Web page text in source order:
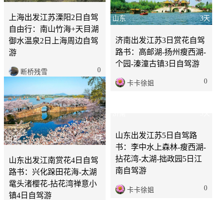
上海出发江苏溧阳2日自驾
自由行：南山竹海+天目湖
御水温泉2日上海周边自驾
游
断桥残雪 0
3天
山东
济南出发江苏3日赏花自驾
路书：高邮湖-扬州瘦西湖-
个园-溱潼古镇3日自驾游
卡卡徐姐 0
4天
山东
山东出发江南赏花4日自驾
路书：兴化跺田花海-太湖
鼋头渚樱花-拈花湾禅意小
镇4日自驾游
5天
济南
山东出发江苏5日自驾路